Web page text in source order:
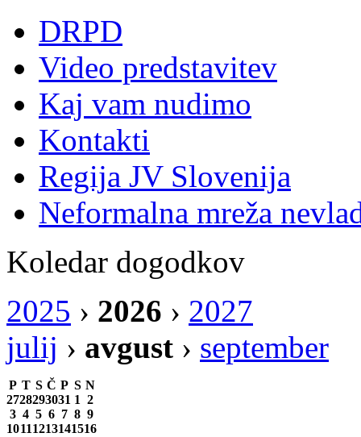
DRPD
Video predstavitev
Kaj vam nudimo
Kontakti
Regija JV Slovenija
Neformalna mreža
Koledar dogodkov
2025 › 2026 › 2027
julij › avgust › september
P T S Č P S N
2728293031 1 2
3 4 5 6 7 8 9
10111213141516